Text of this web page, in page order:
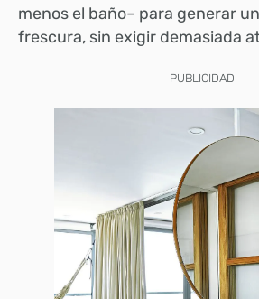
menos el baño– para generar
frescura, sin exigir demasiada
PUBLICIDAD